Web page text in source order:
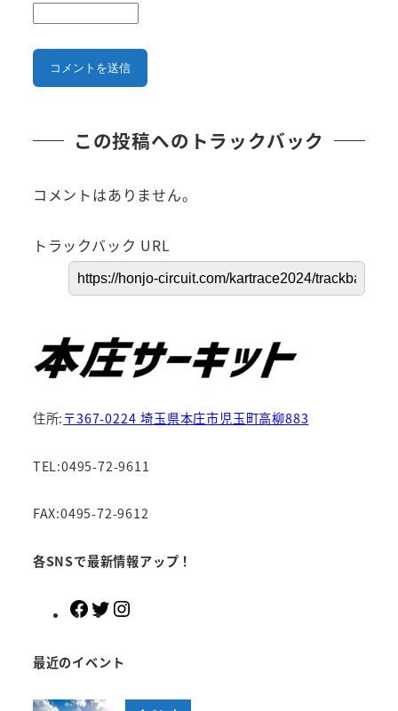
この投稿へのトラックバック
コメントはありません。
トラックバック URL
住所: 〒367-0224 埼玉県本庄市児玉町高柳883
TEL:0495-72-9611
FAX:0495-72-9612
各SNSで最新情報アップ！
F
b
T
a
最近のイベント